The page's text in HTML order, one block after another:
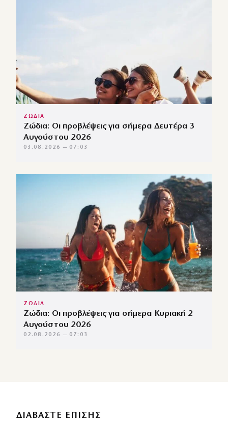
ΖΩΔΙΑ
Ζώδια: Οι προβλέψεις για σήμερα Δευτέρα 3
Αυγούστου 2026
03.08.2026 — 07:03
ΖΩΔΙΑ
Ζώδια: Οι προβλέψεις για σήμερα Κυριακή 2
Αυγούστου 2026
02.08.2026 — 07:03
ΔΙΑΒΑΣΤΕ ΕΠΙΣΗΣ